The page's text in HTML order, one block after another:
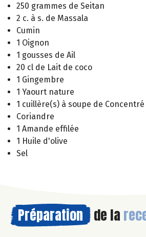
250 grammes de Seitan
2 c. à s. de Massala
Cumin
1 Oignon
1 gousses de Ail
20 cl de Lait de coco
1 Gingembre
1 Yaourt nature
1 cuillère(s) à soupe de
Coriandre
1 Amande effilée
1 Huile d'olive
Sel
Préparation de la